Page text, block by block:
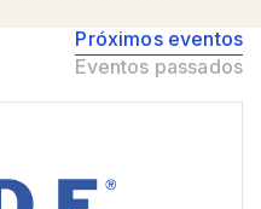
Próximos eventos
Eventos passados